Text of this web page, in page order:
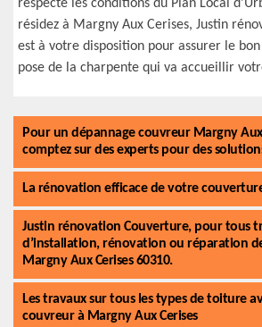
respecte les conditions du Plan Local
résidez à Margny Aux Cerises, Justin
est à votre disposition pour assurer le
pose de la charpente qui va accueillir
Pour un dépannage couvreur Margny Aux
comptez sur des experts pour des
La rénovation efficace de votre
Justin rénovation Couverture, pour tous
d’installation, rénovation ou réparation
Margny Aux Cerises 60310.
Les travaux sur tous les types de toiture
couvreur à Margny Aux Cerises